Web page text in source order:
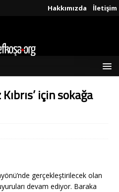
Hakkımızda İletişim
için sokağa
gerçekleştirilecek olan
devam ediyor. Baraka